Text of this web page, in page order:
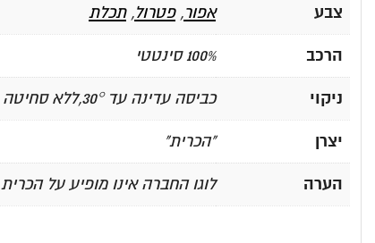
צבע אפור,פטרול,תכלת
הרכב 100% סינטטי
ניקוי כביסה עדינה עד 30°,ללא סחיטה
יצרן "הכרית"
הערה לוגו החברה אינו מופיע על הכרית